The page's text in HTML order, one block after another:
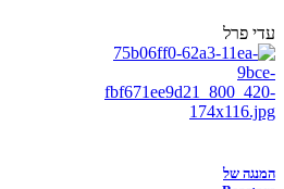
עדי פרל
המנגה של